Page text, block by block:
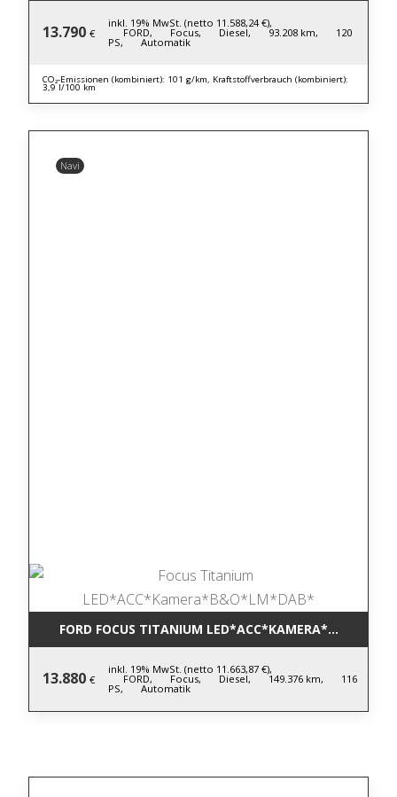
13.790 €
inkl. 19% MwSt. (netto 11.588,24 €),
FORD, Focus, Diesel, 93.208 km, 120
PS, Automatik
CO₂-Emissionen (kombiniert): 101 g/km, Kraftstoffverbrauch (kombiniert):
3,9 l/100 km
Navi
FORD FOCUS TITANIUM
13.880 €
inkl. 19% MwSt. (netto 11.663,87 €),
FORD, Focus, Diesel, 149.376 km, 116
PS, Automatik